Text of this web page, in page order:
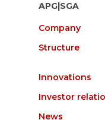
APG|SGA
Company
Structure
Innovations
Investor
News